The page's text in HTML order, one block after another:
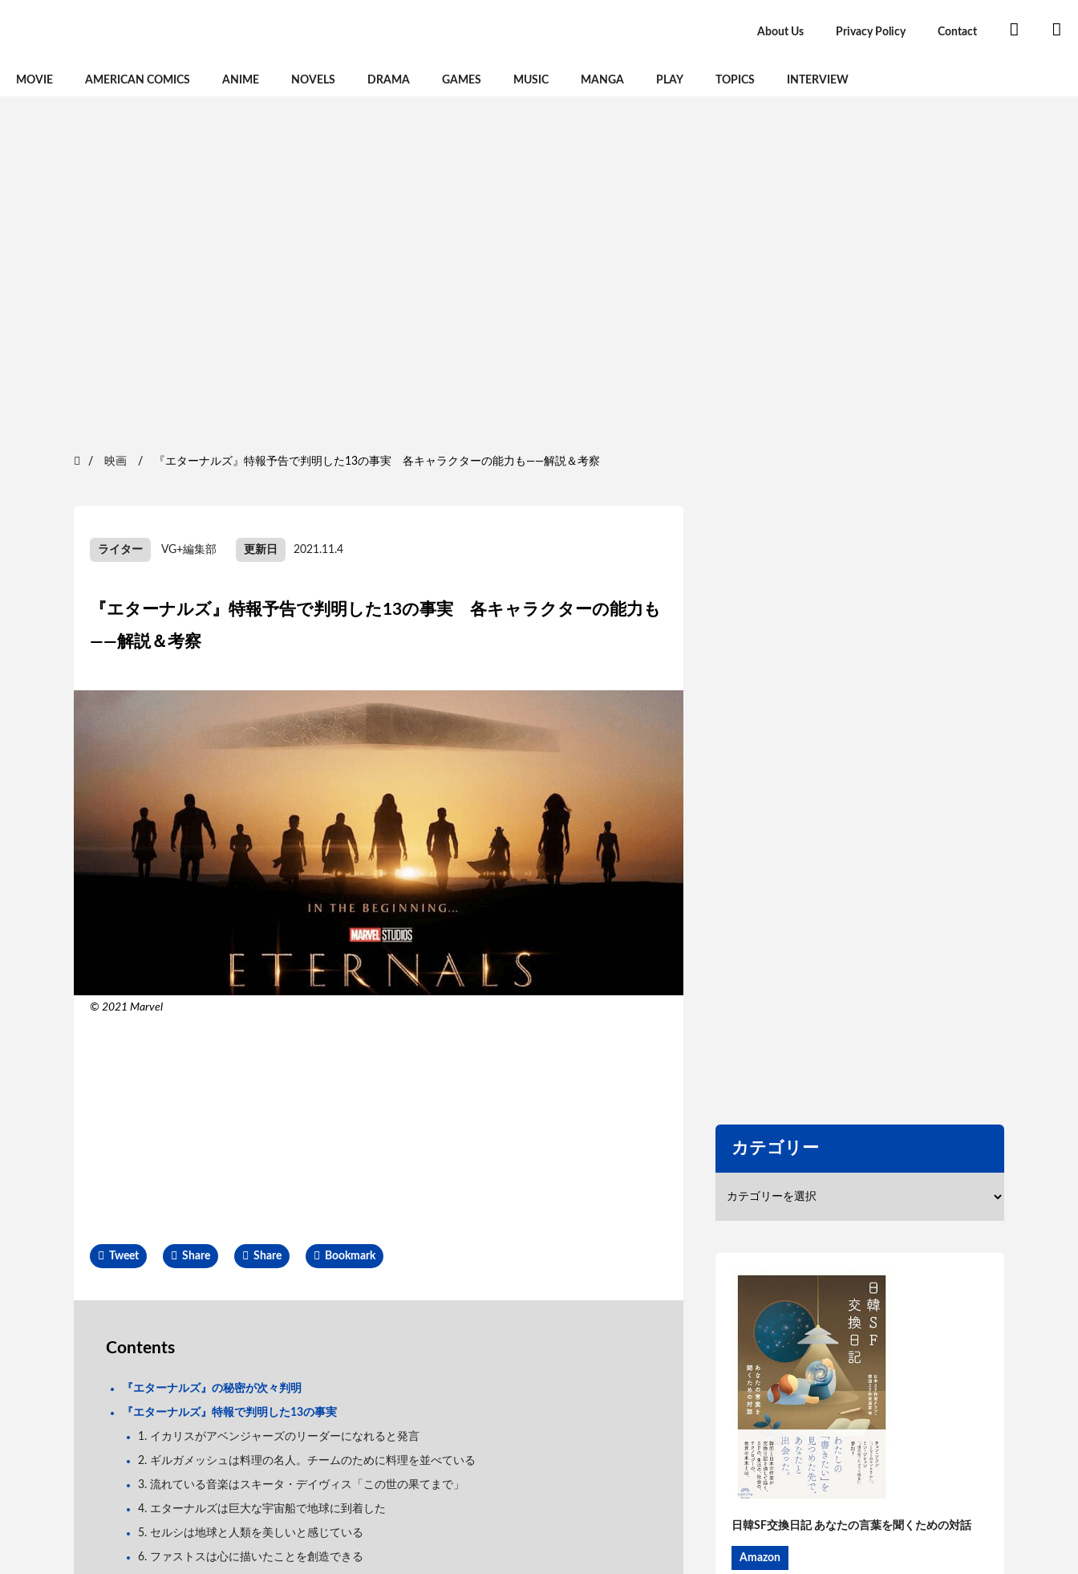
About Us Privacy Policy Contact
MOVIE AMERICAN COMICS ANIME NOVELS DRAMA GAMES MUSIC MANGA PLAY TOPICS INTERVIEW
映画 『エターナルズ』特報予告で判明した13の事実 各キャラクターの能力も——解説＆考察
ライター VG+編集部 更新日 2021.11.4
『エターナルズ』特報予告で判明した13の事実 各キャラクターの能力も
——解説＆考察
© 2021 Marvel
Tweet Share Share Bookmark
Contents
『エターナルズ』の秘密が次々判明
『エターナルズ』特報で判明した13の事実
1. イカリスがアベンジャーズのリーダーになれると発言
2. ギルガメッシュは料理の名人。チームのために料理を並べている
3. 流れている音楽はスキータ・デイヴィス「この世の果てまで」
4. エターナルズは巨大な宇宙船で地球に到着した
5. セルシは地球と人類を美しいと感じている
6. ファストスは心に描いたことを創造できる
カテゴリー
日韓SF交換日記 あなたの言葉を聞くための対話
Amazon